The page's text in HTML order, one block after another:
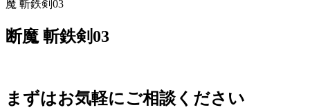
魔 斬鉄剣03
断魔 斬鉄剣03
まずはお気軽にご相談ください